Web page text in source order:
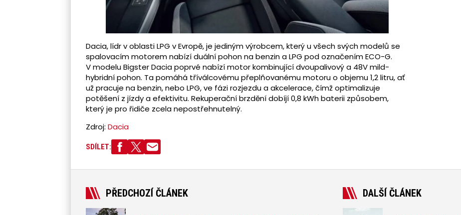
Dacia, lídr v oblasti LPG v Evropě, je jediným výrobcem, který u všech svých modelů se
spalovacím motorem nabízí duální pohon na benzin a LPG pod označením ECO-G.
V modelu Bigster Dacia poprvé nabízí motor kombinující dvoupalivový a 48V mild-
hybridní pohon. Ta pomáhá tříválcovému přeplňovanému motoru o objemu 1,2 litru, ať
už pracuje na benzin, nebo LPG, ve fázi rozjezdu a akcelerace, čímž optimalizuje
potěšení z jízdy a efektivitu. Rekuperační brzdění dobíjí 0,8 kWh baterii způsobem,
který je pro řidiče zcela nepostřehnutelný.
Zdroj: Dacia
SDÍLET:
PŘEDCHOZÍ ČLÁNEK DALŠÍ ČLÁNEK